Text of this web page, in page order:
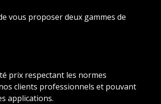
vous proposer deux gammes de
prix respectant les normes
clients professionnels et pouvant
applications.